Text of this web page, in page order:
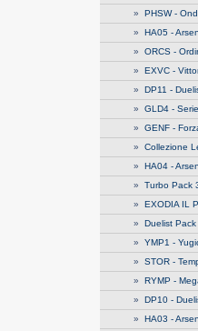
» PHSW -
» HA05 -
» ORCS -
» EXVC -
» DP11 -
» GLD4 -
» GENF -
» Collezione
» HA04 -
» Turbo Pack
» EXODIA IL
» Duelist Pack
» YMP1 -
» STOR -
» RYMP -
» DP10 -
» HA03 -